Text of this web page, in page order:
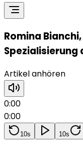
Romina
Spezialisierung
Artikel anhören
0:00
0:00
10s 10s